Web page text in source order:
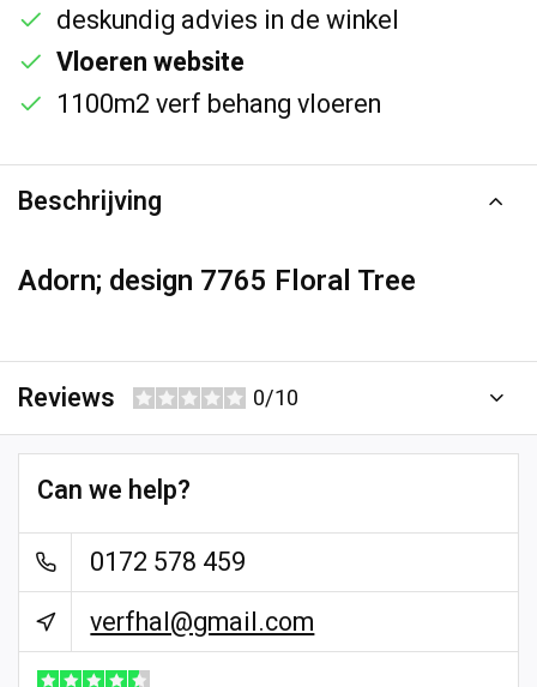
deskundig advies in de winkel
Vloeren website
1100m2 verf behang vloeren
Beschrijving
Adorn; design 7765 Floral Tree
Reviews 0/10
Can we help?
0172 578 459
verfhal@gmail.com